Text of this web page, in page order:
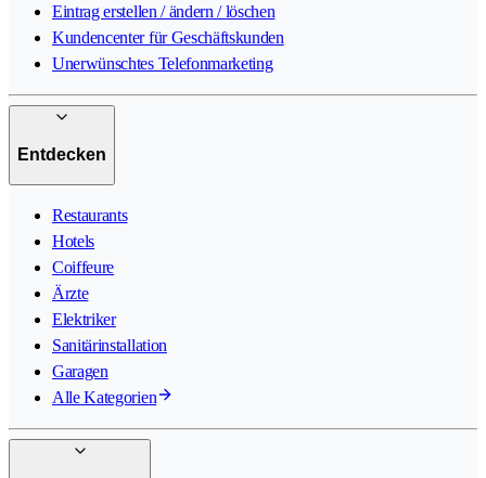
Eintrag erstellen / ändern / löschen
Kundencenter für Geschäftskunden
Unerwünschtes Telefonmarketing
Entdecken
Restaurants
Hotels
Coiffeure
Ärzte
Elektriker
Sanitärinstallation
Garagen
Alle Kategorien